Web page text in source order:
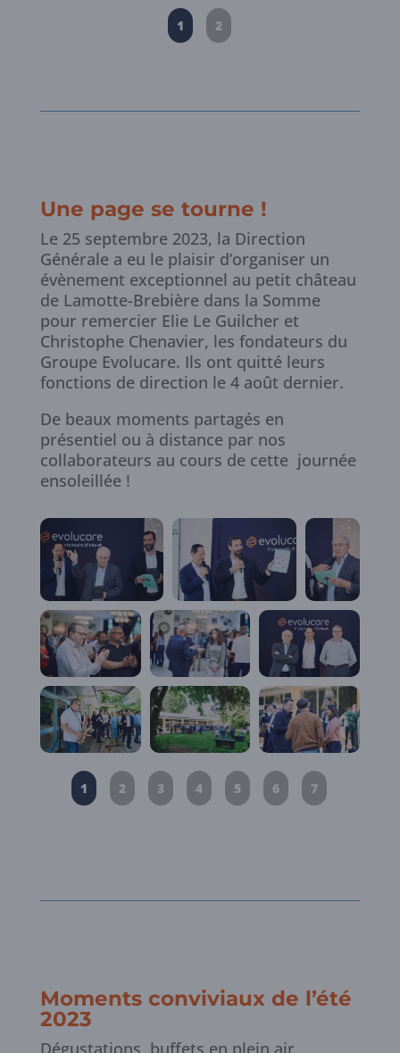
1 2
Une page se tourne !
Le 25 septembre 2023, la Direction
Générale a eu le plaisir d’organiser un
évènement exceptionnel au petit château
de Lamotte-Brebière dans la Somme
pour remercier Elie Le Guilcher et
Christophe Chenavier, les fondateurs du
Groupe Evolucare. Ils ont quitté leurs
fonctions de direction le 4 août dernier.
De beaux moments partagés en
présentiel ou à distance par nos
collaborateurs au cours de cette journée
ensoleillée !
1 2 3 4 5 6 7
Moments conviviaux de l’été
2023
Dégustations, buffets en plein air,